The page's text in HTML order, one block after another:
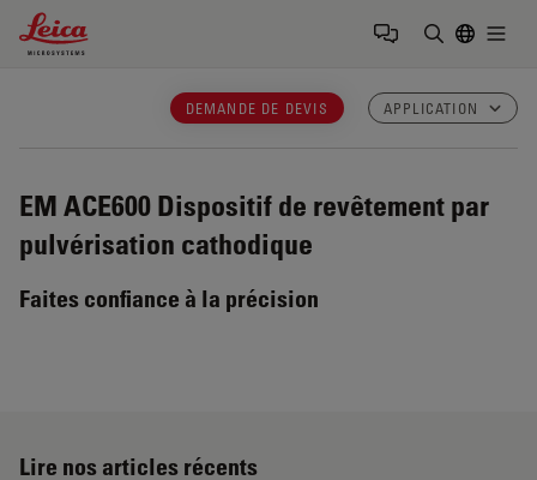
Leica Microsystems Logo
DEMANDE DE DEVIS APPLICATION
EM ACE600 Dispositif de revêtement par
pulvérisation cathodique
Faites confiance à la précision
Lire nos articles récents